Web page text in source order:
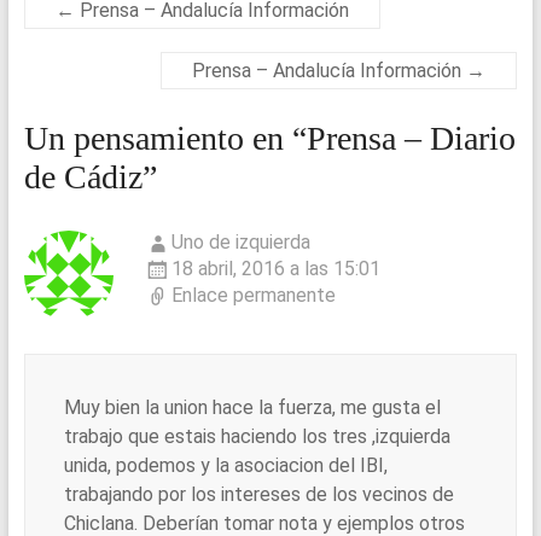
o
p
p
← Prensa – Andalucía Información
Prensa – Andalucía Información →
Un pensamiento en “Prensa – Diario
de Cádiz”
Uno de izquierda
18 abril, 2016 a las 15:01
Enlace permanente
Muy bien la union hace la fuerza, me gusta el
trabajo que estais haciendo los tres ,izquierda
unida, podemos y la asociacion del IBI,
trabajando por los intereses de los vecinos de
Chiclana. Deberían tomar nota y ejemplos otros